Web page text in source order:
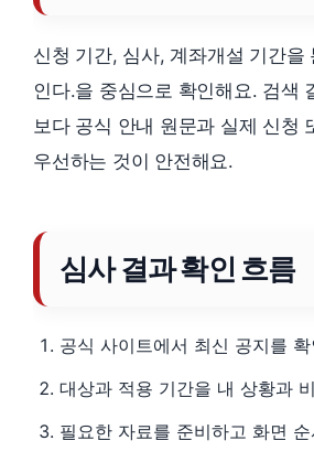
신청 기간, 심사, 계좌개설 기간을
인다.을 중심으로 확인해요. 검색
보다 공식 안내 원문과 실제 신청
우선하는 것이 안전해요.
심사 결과 확인 흐름
공식 사이트에서 최신 공지를 확
대상과 적용 기간을 내 상황과
필요한 자료를 준비하고 화면